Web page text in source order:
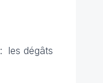
: les dégâts